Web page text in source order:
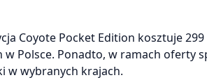
Coyote Pocket Edition kosztuje
Polsce. Ponadto, w ramach oferty
w wybranych krajach.